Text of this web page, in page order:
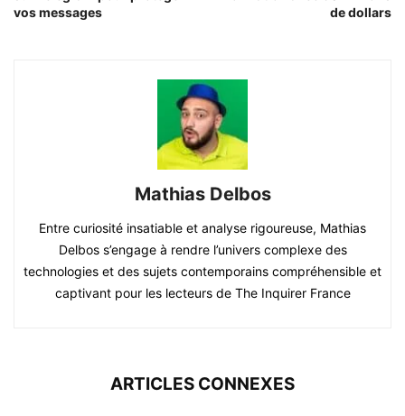
vos messages
de dollars
Mathias Delbos
Entre curiosité insatiable et analyse rigoureuse, Mathias
Delbos s’engage à rendre l’univers complexe des
technologies et des sujets contemporains compréhensible et
captivant pour les lecteurs de The Inquirer France
ARTICLES CONNEXES